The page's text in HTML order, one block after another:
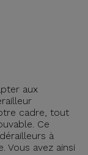
aux
cadre, tout
Ce
à
Vous avez ainsi